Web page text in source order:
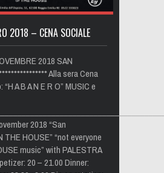
2018 – CENA SOCIALE
2018 SAN
Alla sera Cena
A B A N E R O” MUSIC e
2018 “San
THE HOUSE” “not everyone
music” with PALESTRA
20 – 21.00 Dinner: